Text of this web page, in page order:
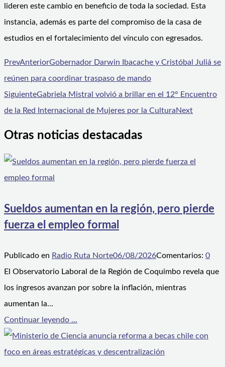
lideren este cambio en beneficio de toda la sociedad. Esta
instancia, además es parte del compromiso de la casa de
estudios en el fortalecimiento del vínculo con egresados.
PrevAnteriorGobernador Darwin Ibacache y Cristóbal Juliá se
reúnen para coordinar traspaso de mando
SiguienteGabriela Mistral volvió a brillar en el 12° Encuentro
de la Red Internacional de Mujeres por la CulturaNext
Otras noticias destacadas
Sueldos aumentan en la región, pero pierde
fuerza el empleo formal
Publicado en Radio Ruta Norte06/08/2026Comentarios: 0
El Observatorio Laboral de la Región de Coquimbo revela que
los ingresos avanzan por sobre la inflación, mientras
aumentan la…
Continuar leyendo ...